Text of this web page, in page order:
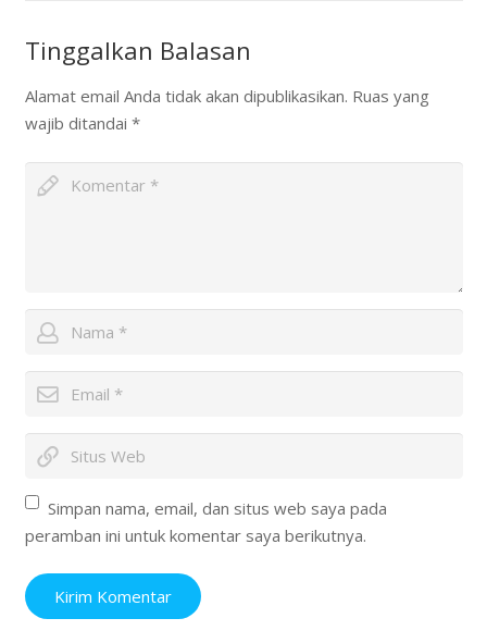
Tinggalkan Balasan
Alamat email Anda tidak akan dipublikasikan. Ruas yang
wajib ditandai *
Simpan nama, email, dan situs web saya pada
peramban ini untuk komentar saya berikutnya.
Kirim Komentar